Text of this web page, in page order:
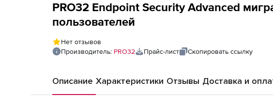
PRO32 Endpoint Security Advanced
пользователей
Нет отзывов
Производитель: PRO32 Прайс-лист Скопировать ссылку
Описание Характеристики Отзывы Доставка и